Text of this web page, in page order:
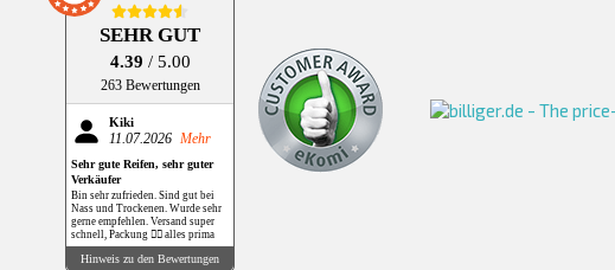
SEHR GUT
4.39 / 5.00
263 Bewertungen
Kiki
11.07.2026 Mehr
Sehr gute Reifen, sehr guter
Verkäufer
Bin sehr zufrieden. Sind gut bei
Nass und Trockenen. Wurde sehr
gerne empfehlen. Versand super
schnell, Packung 👌🏻 alles prima
Hinweis zu den Bewertungen